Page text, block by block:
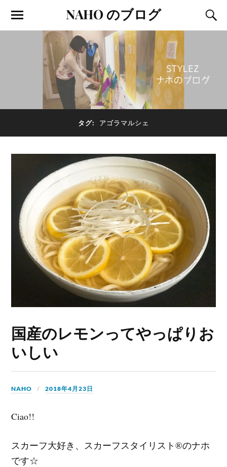
NAHO のブログ
タグ: アゴラマルシェ
国産のレモンってやっぱりお
いしい
NAHO 2018年4月23日
Ciao!!
スカーフ大好き、スカーフスタイリスト®のナホ
です☆